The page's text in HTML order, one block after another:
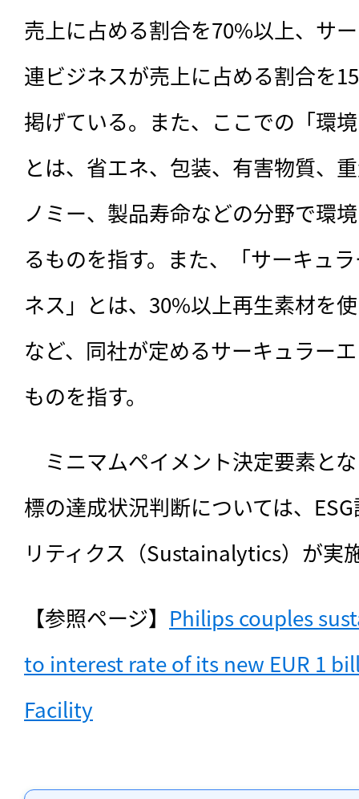
売上に占める割合を70%以上、サ
連ビジネスが売上に占める割合を
掲げている。また、ここでの「環
とは、省エネ、包装、有害物質、
ノミー、製品寿命などの分野で環
るものを指す。また、「サーキュ
ネス」とは、30%以上再生素材を
など、同社が定めるサーキュラー
ものを指す。
ミニマムペイメント決定要素と
標の達成状況判断については、
リティクス（Sustainalytics）が実
【参照ページ】 Philips couples
to interest rate of its new EUR 1
Facility